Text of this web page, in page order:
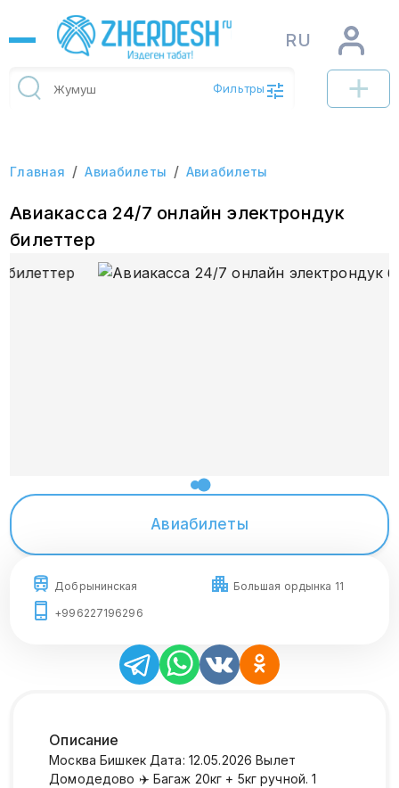
RU
Фильтры
Главная / Авиабилеты / Авиабилеты
Авиакасса 24/7 онлайн электрондук
билеттер
Авиабилеты
Добрынинская
Большая ордынка 11
+996227196296
Описание
Москва Бишкек Дата: 12.05.2026 Вылет
Домодедово ✈️ Багаж 20кг + 5кг ручной. 1